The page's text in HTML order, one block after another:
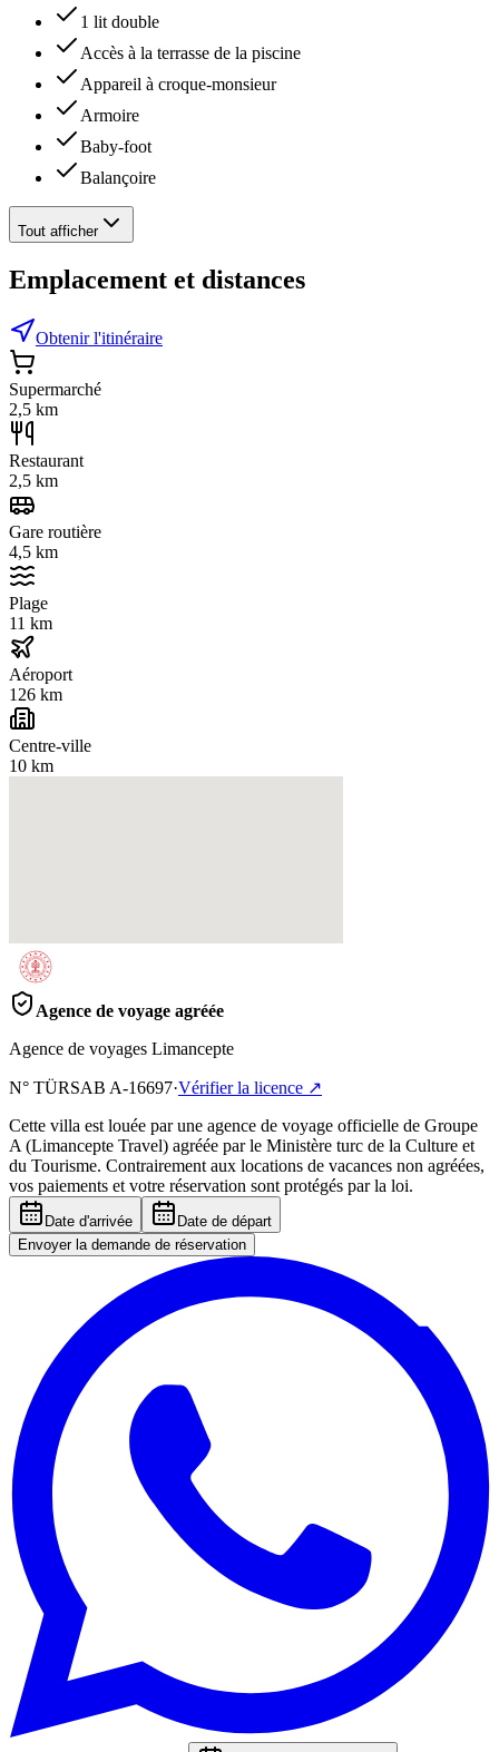
1 lit double
Accès à la terrasse de la piscine
Appareil à croque-monsieur
Armoire
Baby-foot
Balançoire
Tout afficher
Emplacement et distances
Obtenir l'itinéraire
Supermarché
2,5 km
Restaurant
2,5 km
Gare routière
4,5 km
Plage
11 km
Aéroport
126 km
Centre-ville
10 km
Agence de voyage agréée
Agence de voyages Limancepte
N° TÜRSAB A-16697·Vérifier la licence ↗
Cette villa est louée par une agence de voyage officielle de Groupe
A (Limancepte Travel) agréée par le Ministère turc de la Culture et
du Tourisme. Contrairement aux locations de vacances non agréées,
vos paiements et votre réservation sont protégés par la loi.
Date d'arrivée
Date de départ
Envoyer la demande de réservation